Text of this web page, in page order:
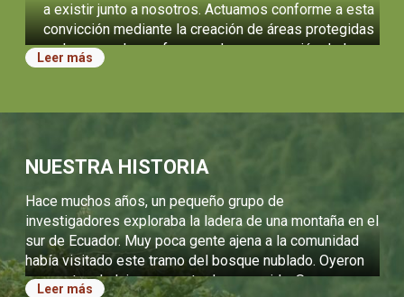
a existir junto a nosotros. Actuamos conforme a esta
convicción mediante la creación de áreas protegidas
y el apoyo a los esfuerzos de conservación de las
comunidades.
comunidad de personas la que nos inspira y la que
logra los éxitos en conservación. Nos esforzamos
todos quienes trabajan con nosotros y a la próxima
generación de líderes en conservación.
Nuestro trabajo se rige por el trato honesto,
transparente y justo hacia los demás. Buscamos
siempre la eficacia y la excelencia.
Declaraciones operativas
Leer más
NUESTRA HISTORIA
Hace muchos años, un pequeño grupo de
investigadores exploraba la ladera de una montaña en el
sur de Ecuador. Muy poca gente ajena a la comunidad
había visitado este tramo del bosque nublado. Oyeron
una canto a lo lejos, un canto desconocido. Se acercaron
Leer más